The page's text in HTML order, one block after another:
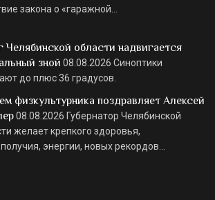
закона о «гаражной…
Челябинской области надвигается
зной 08.08.2026 Синоптики
до плюс 36 градусов.
физкультурника поздравляет Алексей
08.08.2026 Губернатор Челябинской
желает крепкого здоровья,
энергии, новых рекордов…